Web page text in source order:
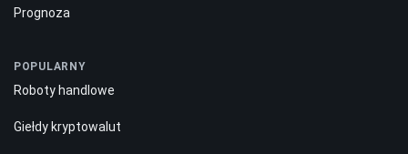
Prognoza
POPULARNY
Roboty handlowe
Giełdy kryptowalut